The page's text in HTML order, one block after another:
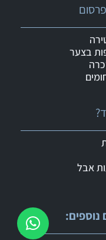
נוספים:
אבל
בצער